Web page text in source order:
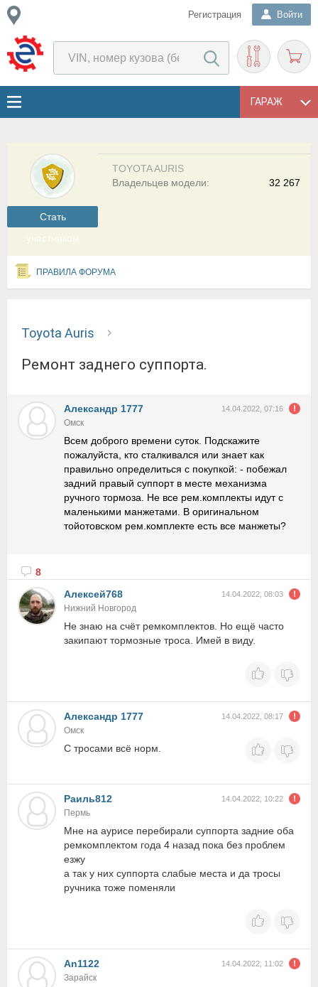
Регистрация Войти
ГАРАЖ
Cтать
участником
TOYOTA AURIS
32 267
Владельцев модели:
ПРАВИЛА ФОРУМА
Toyota Auris
Ремонт заднего суппорта.
Александр 1777 14.04.2022, 07:16
Омск
Всем доброго времени суток. Подскажите
пожалуйста, кто сталкивался или знает как
правильно определиться с покупкой: - побежал
задний правый суппорт в месте механизма
ручного тормоза. Не все рем.комплекты идут с
маленькими манжетами. В оригинальном
тойотовском рем.комплекте есть все манжеты?
8
Алексей768
14.04.2022, 08:03
Нижний Новгород
Не знаю на счёт ремкомплектов. Но ещё часто
закипают тормозные троса. Имей в виду.
Александр 1777 14.04.2022, 08:17
Омск
С тросами всё норм.
Раиль812 14.04.2022, 10:22
Пермь
Мне на аурисе перебирали суппорта задние оба
ремкомплектом года 4 назад пока без проблем
езжу
а так у них суппорта слабые места и да тросы
ручника тоже поменяли
An1122 14.04.2022, 11:02
Зарайск